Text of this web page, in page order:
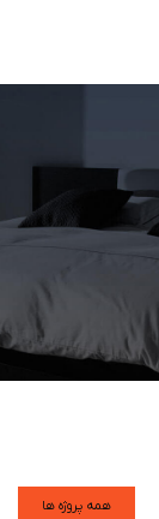
همه پروژه ها